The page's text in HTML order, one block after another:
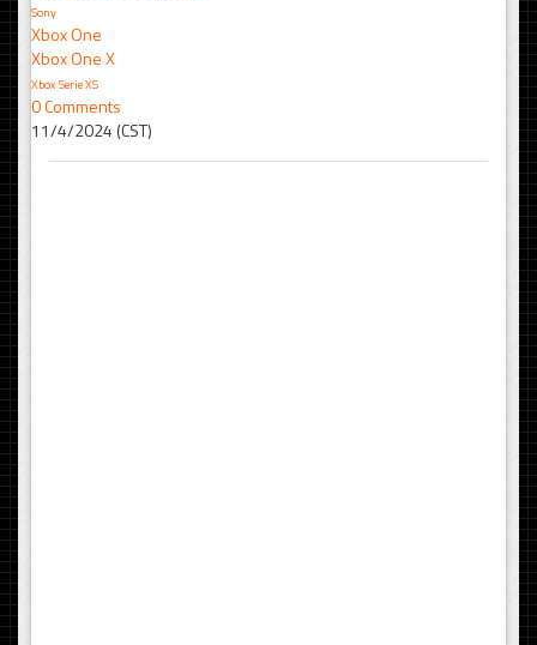
Sony
Xbox One
Xbox One X
Xbox Serie XS
0 Comments
11/4/2024 (CST)